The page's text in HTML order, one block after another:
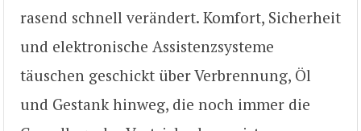
rasend schnell verändert. Komfort, Sicherheit
und elektronische Assistenzsysteme
täuschen geschickt über Verbrennung, Öl
und Gestank hinweg, die noch immer die